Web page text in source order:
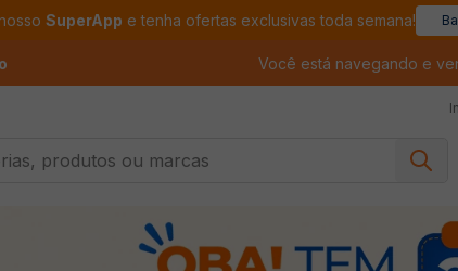
SuperApp e tenha ofertas exclusivas toda semana!
Você está navegando e